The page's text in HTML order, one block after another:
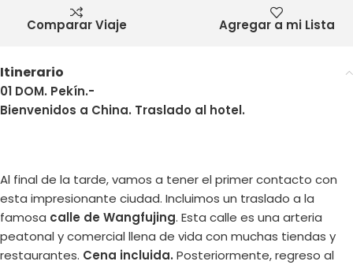
Comparar Viaje Agregar a mi Lista
Itinerario
01 DOM. Pekín.-
Bienvenidos a China. Traslado al hotel.
Al final de la tarde, vamos a tener el primer contacto con
esta impresionante ciudad. Incluimos un traslado a la
famosa calle de Wangfujing. Esta calle es una arteria
peatonal y comercial llena de vida con muchas tiendas y
restaurantes. Cena incluida. Posteriormente, regreso al